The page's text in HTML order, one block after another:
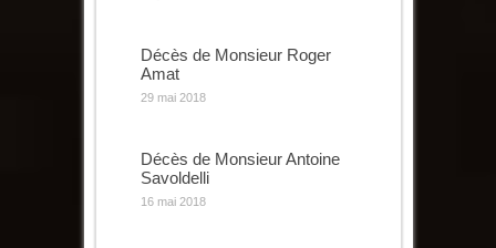
Décès de Monsieur Roger
Amat
29 mai 2018
Décès de Monsieur Antoine
Savoldelli
16 mai 2018